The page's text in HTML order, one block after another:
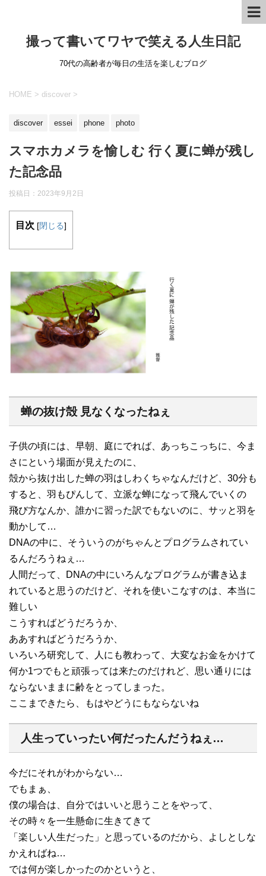
撮って書いてワヤで笑える人生日記
70代の高齢者が毎日の生活を楽しむブログ
HOME > discover >
discover essei phone photo
スマホカメラを愉しむ 行く夏に蝉が残し
た記念品
投稿日： 2023年9月2日
目次 [閉じる]
蝉の抜け殻 見なくなったねぇ
子供の頃には、早朝、庭にでれば、あっちこっちに、今ま
さにという場面が見えたのに、
殻から抜け出した蝉の羽はしわくちゃなんだけど、30分も
すると、羽もぴんして、立派な蝉になって飛んでいくの
飛び方なんか、誰かに習った訳でもないのに、サッと羽を
動かして…
DNAの中に、そういうのがちゃんとプログラムされてい
るんだろうねぇ…
人間だって、DNAの中にいろんなプログラムが書き込ま
れていると思うのだけど、それを使いこなすのは、本当に
難しい
こうすればどうだろうか、
ああすればどうだろうか、
いろいろ研究して、人にも教わって、大変なお金をかけて
何か1つでもと頑張っては来たのだけれど、思い通りには
ならないままに齢をとってしまった。
ここまできたら、もはやどうにもならないね
人生っていったい何だったんだうねぇ…
今だにそれがわからない…
でもまぁ、
僕の場合は、自分ではいいと思うことをやって、
その時々を一生懸命に生きてきて
「楽しい人生だった」と思っているのだから、よしとしな
かえればね…
では何が楽しかったのかというと、